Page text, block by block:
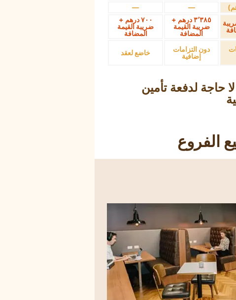
—
—
٣٬٣٨٥ درهم +
ضريبة القيمة
المضافة
٧٠٠ درهم +
ضريبة القيمة
المضافة
دون التزامات
إضافية
خاضع لعقد
حاجة لدفعة تأمين
الفروع